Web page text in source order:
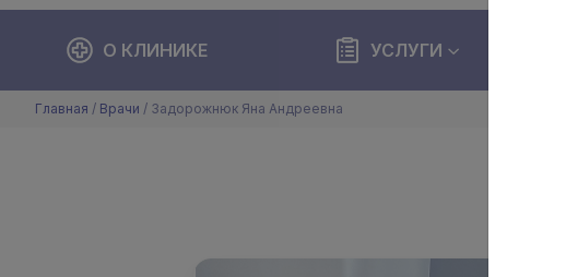
О КЛИНИКЕ УСЛУГИ
Главная / Врачи / Задорожнюк Яна Андреевна